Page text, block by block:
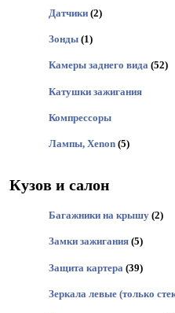
Датчики (2)
Зонды (1)
Камеры заднего вида (52)
Катушки зажигания
Компрессоры
Лампы, Xenon (5)
Кузов и салон
Багажники на крышу (2)
Замки зажигания (5)
Защита картера (39)
Зеркала левые (только